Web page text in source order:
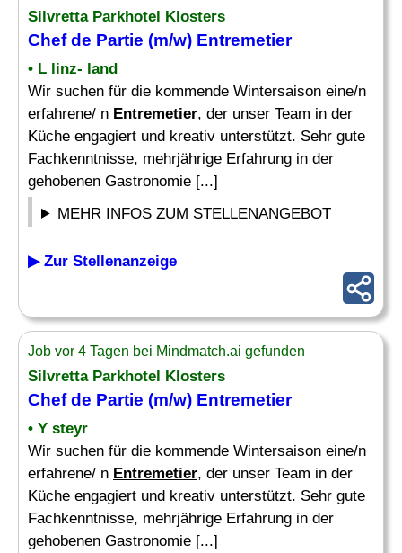
Silvretta Parkhotel Klosters
Chefde Partie (m/w) Entremetier
• L linz- land
Wir suchen für die kommende Wintersaison eine/n
erfahrene/ n Entremetier, der unser Team in der
Küche engagiert und kreativ unterstützt. Sehr gute
Fachkenntnisse, mehrjährige Erfahrung in der
gehobenen Gastronomie [...]
MEHR INFOS ZUM STELLENANGEBOT
▶ Zur Stellenanzeige
Job vor 4 Tagen bei Mindmatch.ai gefunden
Silvretta Parkhotel Klosters
Chefde Partie (m/w) Entremetier
• Y steyr
Wir suchen für die kommende Wintersaison eine/n
erfahrene/ n Entremetier, der unser Team in der
Küche engagiert und kreativ unterstützt. Sehr gute
Fachkenntnisse, mehrjährige Erfahrung in der
gehobenen Gastronomie [...]